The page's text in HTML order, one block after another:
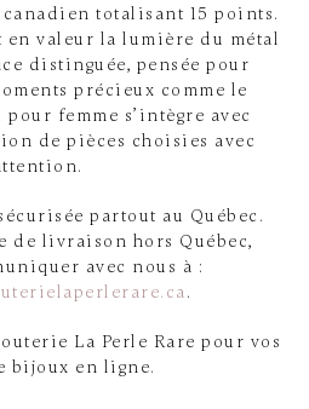
totalisant 15 points.
en valeur la lumière du métal
distinguée, pensée pour
précieux comme le
femme s’intègre avec
de pièces choisies avec
partout au Québec.
de livraison hors Québec,
avec nous à :
.
La Perle Rare pour vos
bijoux en ligne.